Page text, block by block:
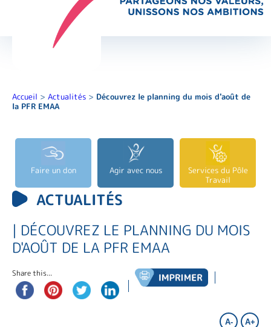
Accueil > Actualités > Découvrez le planning du mois d'août de
la PFR EMAA
Faire un don Agir avec nous
Services du Pôle
Travail
ACTUALITÉS
| DÉCOUVREZ LE PLANNING DU MOIS
D'AOÛT DE LA PFR EMAA
Share this...
A- A+